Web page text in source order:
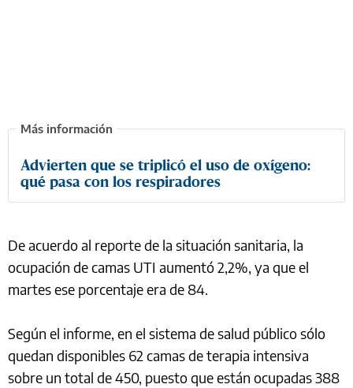
Advierten que se triplicó el uso de oxígeno:
qué pasa con los respiradores
De acuerdo al reporte de la situación sanitaria, la
ocupación de camas UTI aumentó 2,2%, ya que el
martes ese porcentaje era de 84.
Según el informe, en el sistema de salud público sólo
quedan disponibles 62 camas de terapia intensiva
sobre un total de 450, puesto que están ocupadas 388